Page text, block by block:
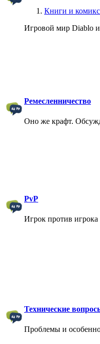
Книги и
Игровой мир Diablo и
Ремесленничество
Оно же крафт.
PvP
Игрок против игрока
Технические
Проблемы и